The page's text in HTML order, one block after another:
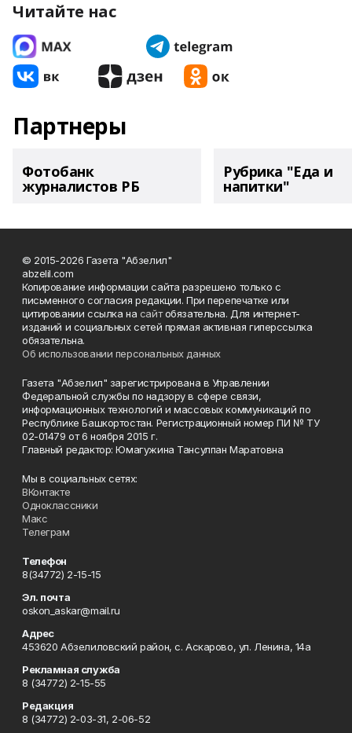
Читайте нас
Партнеры
Фотобанк
журналистов РБ
Рубрика "Еда и
напитки"
© 2015-2026 Газета "Абзелил"
abzelil.com
Копирование информации сайта разрешено только с
письменного согласия редакции. При перепечатке или
цитировании ссылка на сайтобязательна. Для интернет-
изданий и социальных сетей прямая активная гиперссылка
обязательна.
Об использовании персональных данных
Газета "Абзелил" зарегистрирована в Управлении
Федеральной службы по надзору в сфере связи,
информационных технологий и массовых коммуникаций по
Республике Башкортостан. Регистрационный номер ПИ № ТУ
02-01479 от 6 ноября 2015 г.
Главный редактор: Юмагужина Тансулпан Маратовна
Мы в социальных сетях:
ВКонтакте
Одноклассники
Макс
Телеграм
Телефон
8(34772) 2-15-15
Эл. почта
oskon_askar@mail.ru
Адрес
453620 Абзелиловский район, с. Аскарово, ул. Ленина, 14а
Рекламная служба
8 (34772) 2-15-55
Редакция
8 (34772) 2-03-31, 2-06-52